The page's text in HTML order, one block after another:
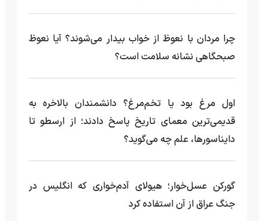
چرا مردان با نعوظ از خواب بیدار می‌شوند؟ آیا نعوظ
صبحگاهی نشانه سلامت است؟
اول مرغ بود یا تخم‌مرغ؟ دانشمندان بالاخره به
قدیمی‌ترین معمای تاریخ پاسخ دادند؛ از ارسطو تا
دایناسورها، علم چه می‌گوید؟
گورکن عسل‌خوار؛ هیولای آدم‌خواری که انگلیس در
جنگ عراق از آن استفاده کرد